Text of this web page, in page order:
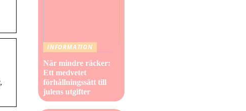
INFORMATION
När mindre räcker:
Ett medvetet
förhållningssätt till
julens utgifter